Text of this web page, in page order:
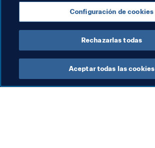
Presidente de la FIFA Organización
Configuración de cookies
Rechazarlas todas
Aceptar todas las cookies